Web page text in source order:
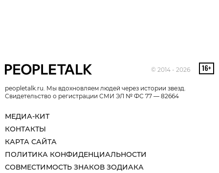
© 2014 - 2026
peopletalk.ru. Мы вдохновляем людей через истории звезд.
Свидетельство о регистрации СМИ ЭЛ № ФС 77 — 82664
МЕДИА-КИТ
КОНТАКТЫ
КАРТА САЙТА
ПОЛИТИКА КОНФИДЕНЦИАЛЬНОСТИ
СОВМЕСТИМОСТЬ ЗНАКОВ ЗОДИАКА